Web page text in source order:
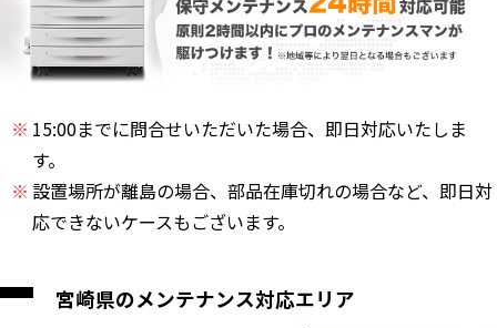
15:00までに問合せいただいた場合、即日対応いたしま
す。
設置場所が離島の場合、部品在庫切れの場合など、即日対
応できないケースもございます。
宮崎県のメンテナンス対応エリア